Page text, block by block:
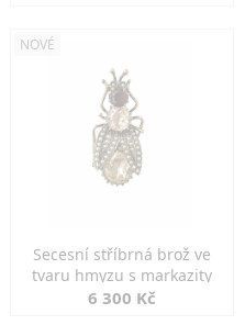
NOVÉ
Secesní stříbrná brož ve
tvaru hmyzu s markazity
6 300 Kč